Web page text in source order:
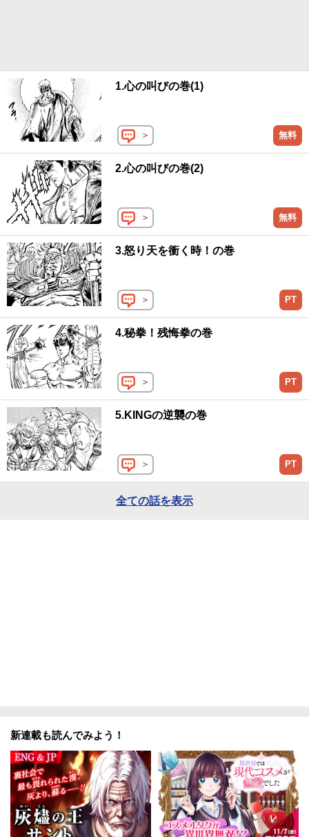
ックス 1983
1.心の叫びの巻(1)
＞ 無料
2.心の叫びの巻(2)
＞ 無料
3.怒り天を衝く時！の巻
＞ PT
4.秘拳！残悔拳の巻
＞ PT
5.KINGの逆襲の巻
＞ PT
全ての話を表示
新連載も読んでみよう！